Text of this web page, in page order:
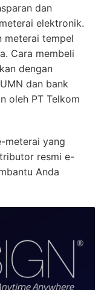
dan
elektronik.
meterai tempel
Cara membeli
dengan
dan bank
oleh PT Telkom
meterai yang
resmi e-
Anda